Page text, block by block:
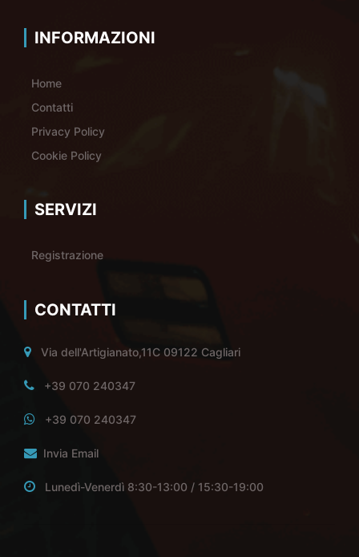
INFORMAZIONI
Home
Contatti
Privacy Policy
Cookie Policy
SERVIZI
Registrazione
CONTATTI
Via dell'Artigianato,11C 09122 Cagliari
+39 070 240347
+39 070 240347
Invia Email
Lunedì-Venerdì 8:30-13:00 / 15:30-19:00